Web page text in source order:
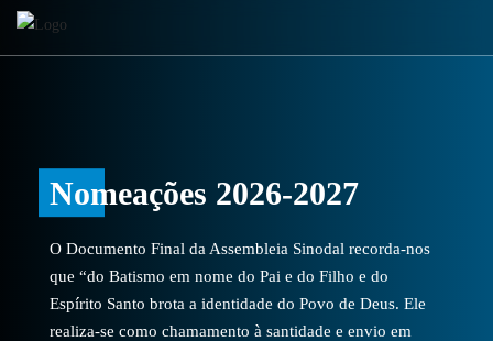
Nomeações 2026-2027
O Documento Final da Assembleia Sinodal recorda-nos
que “do Batismo em nome do Pai e do Filho e do
Espírito Santo brota a identidade do Povo de Deus. Ele
realiza-se como chamamento à santidade e envio em